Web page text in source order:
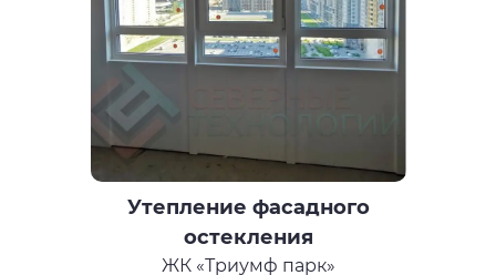
Утепление фасадного
остекления
ЖК «Триумф парк»